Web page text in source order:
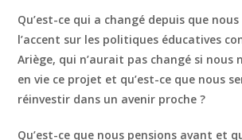
Qu’est-ce qui a changé depuis que
l’accent sur les politiques éducatives
Ariège, qui n’aurait pas changé si nous
en vie ce projet et qu’est-ce que nous
réinvestir dans un avenir proche ?
Qu’est-ce que nous pensions avant et